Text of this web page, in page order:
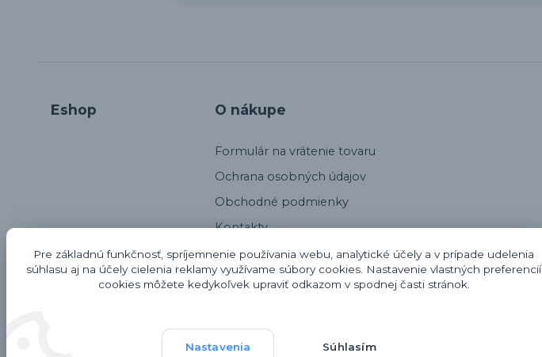
Eshop O nákupe
Formulár na vrátenie tovaru
Ochrana osobných údajov
Obchodné podmienky
Kontakty
Alternatívne riešenie sporu
Odstúpenie od kúpnej zmluvy
Recenzie Eshopu Hodnotenie
Pre základnú funkčnosť, spríjemnenie používania webu, analytické účely a v prípade udelenia
súhlasu aj na účely cielenia reklamy využívame súbory cookies. Nastavenie vlastných preferencií
cookies môžete kedykoľvek upraviť odkazom v spodnej časti stránok.
Nastavenia Súhlasím